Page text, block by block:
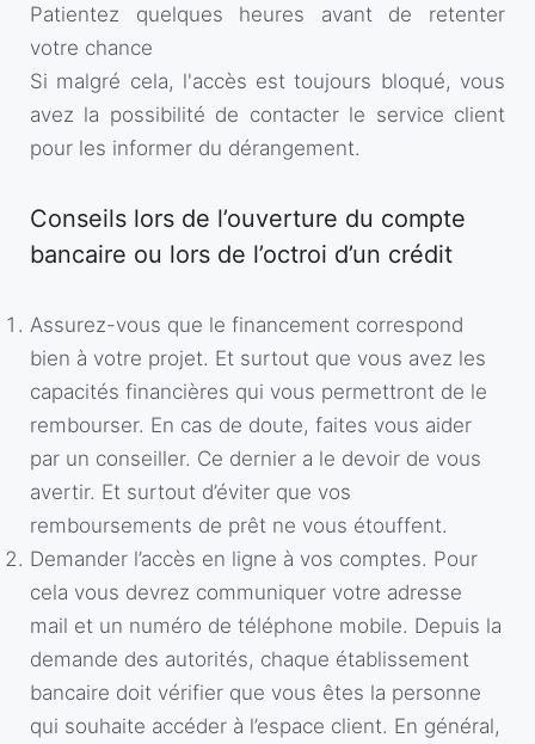
Patientez quelques heures avant de retenter
votre chance
Si malgré cela, l'accès est toujours bloqué, vous
avez la possibilité de contacter le service client
pour les informer du dérangement.
Conseils lors de l’ouverture du compte
bancaire ou lors de l’octroi d’un crédit
Assurez-vous que le financement correspond
bien à votre projet. Et surtout que vous avez les
capacités financières qui vous permettront de le
rembourser. En cas de doute, faites vous aider
par un conseiller. Ce dernier a le devoir de vous
avertir. Et surtout d’éviter que vos
remboursements de prêt ne vous étouffent.
Demander l’accès en ligne à vos comptes. Pour
cela vous devrez communiquer votre adresse
mail et un numéro de téléphone mobile. Depuis la
demande des autorités, chaque établissement
bancaire doit vérifier que vous êtes la personne
qui souhaite accéder à l’espace client. En général,